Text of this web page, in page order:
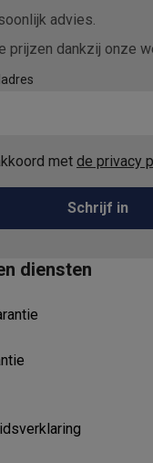
advies.
prijzen dankzij onze
met de privacy
Schrijf in
diensten